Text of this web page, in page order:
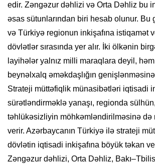
edir. Zəngəzur dəhlizi və Orta Dəhliz bu
əsas sütunlarından biri hesab olunur. Bu
və Türkiyə regionun inkişafına istiqamət
dövlətlər sırasında yer alır. İki ölkənin
layihələr yalnız milli maraqlara deyil,
beynəlxalq əməkdaşlığın
Strateji müttəfiqlik münasibətləri iqtisadi
sürətləndirməklə yanaşı, regionda
təhlükəsizliyin möhkəmləndirilməsinə də
verir. Azərbaycanın Türkiyə ilə strateji
dövlətin iqtisadi inkişafına böyük təkan
Zəngəzur dəhlizi, Orta Dəhliz,